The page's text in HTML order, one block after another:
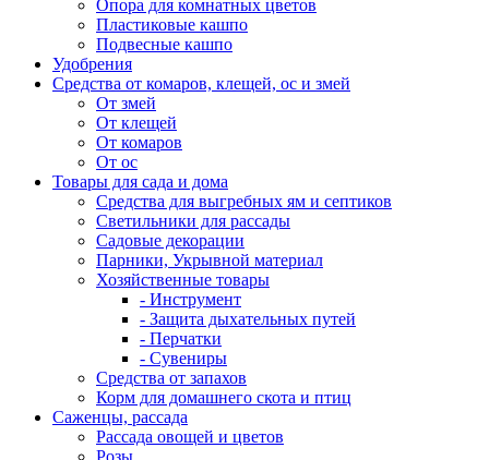
Опора для комнатных цветов
Пластиковые кашпо
Подвесные кашпо
Удобрения
Средства от комаров, клещей, ос и змей
От змей
От клещей
От комаров
От ос
Товары для сада и дома
Средства для выгребных ям и септиков
Светильники для рассады
Садовые декорации
Парники, Укрывной материал
Хозяйственные товары
- Инструмент
- Защита дыхательных путей
- Перчатки
- Сувениры
Средства от запахов
Корм для домашнего скота и птиц
Саженцы, рассада
Рассада овощей и цветов
Розы